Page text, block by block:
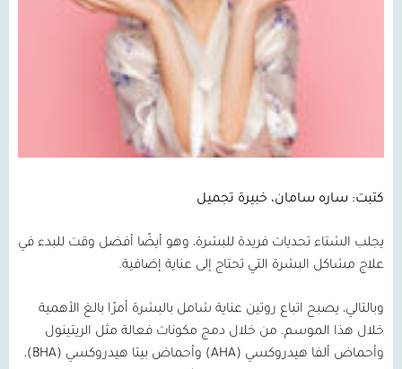
كتبت: ساره سامان، خبيرة تجميل
يجلب الشتاء تحديات فريدة للبشرة، وهو أيضًا أفضل وقت للبدء في
علاج مشاكل البشرة التي تحتاج إلى عناية إضافية.
وبالتالي، يصبح اتباع روتين عناية شامل بالبشرة أمرًا بالغ الأهمية
خلال هذا الموسم. من خلال دمج مكونات فعالة مثل الريتينول
وأحماض ألفا هيدروكسي (AHA) وأحماض بيتا هيدروكسي (BHA)
،